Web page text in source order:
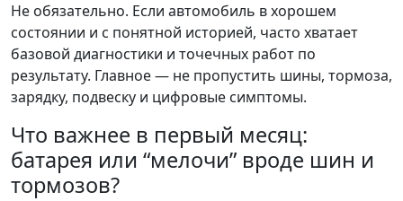
Не обязательно. Если автомобиль в хорошем
состоянии и с понятной историей, часто хватает
базовой диагностики и точечных работ по
результату. Главное — не пропустить шины, тормоза,
зарядку, подвеску и цифровые симптомы.
Что важнее в первый месяц:
батарея или “мелочи” вроде шин и
тормозов?